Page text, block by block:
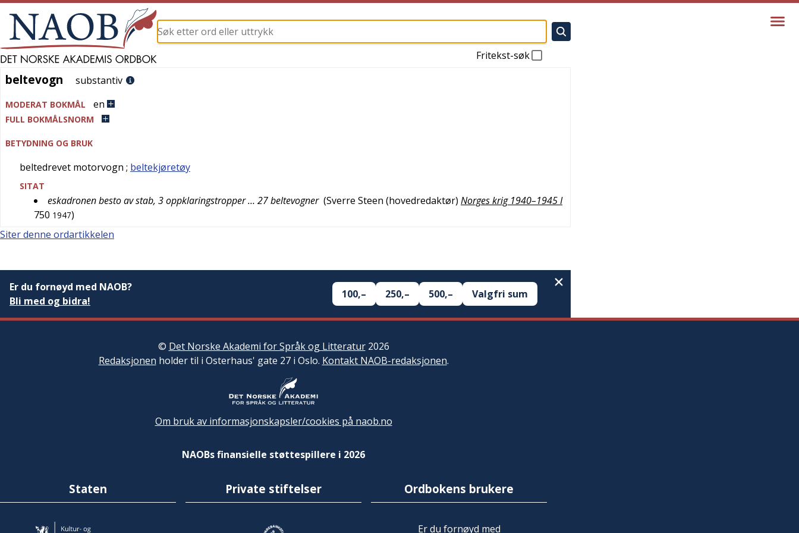
Fritekst-søk
beltevogn
beltevogn substantiv
MODERAT BOKMÅL en
FULL BOKMÅLSNORM
BETYDNING OG BRUK
beltedrevet motorvogn ; beltekjøretøy
SITAT
eskadronen besto av stab, 3 oppklaringstropper … 27 beltevogner (Sverre Steen (hovedredaktør) Norges krig 1940–1945 I
750 1947)
Siter denne ordartikkelen
Er du fornøyd med NAOB?
Bli med og bidra!
100,– 250,– 500,– Valgfri sum
© Det Norske Akademi for Språk og Litteratur2026
Redaksjonen holder til i Osterhaus' gate 27 i Oslo. Kontakt NAOB-redaksjonen.
Om bruk av informasjonskapsler/cookies på naob.no
NAOBs finansielle støttespillere i 2026
Staten Private stiftelser Ordbokens brukere
Er du fornøyd med